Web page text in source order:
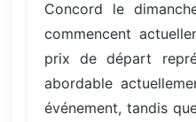
Concord le
commencent
prix de départ
abordable
événement, tandis